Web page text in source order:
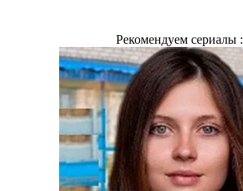
Рекомендуем сериалы :